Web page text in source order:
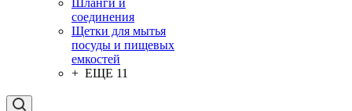
Шланги и
соединения
Щетки для мытья
посуды и пищевых
емкостей
+ ЕЩЕ 11